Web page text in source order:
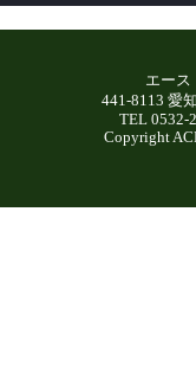
エース
441-8113 愛
TEL 0532-
Copyright